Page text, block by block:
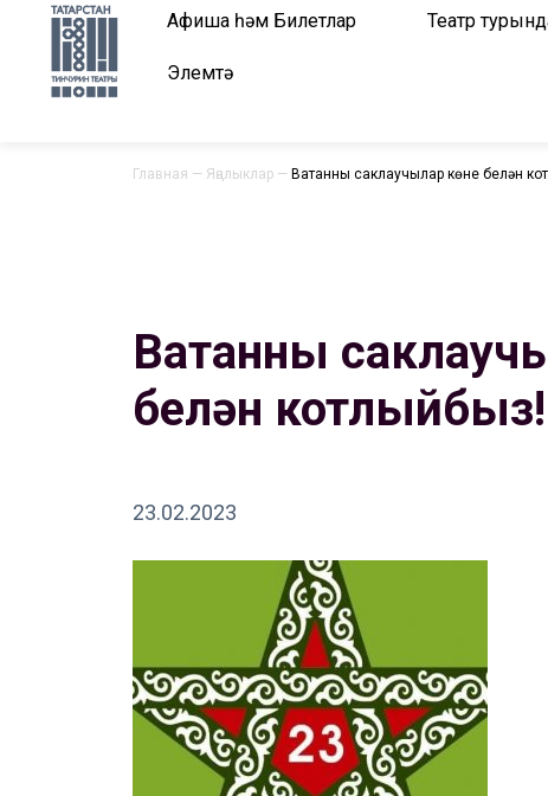
Афиша һәм Билетлар Театр
Элемтә
Главная — Яңалыклар — Ватанны саклаучылар көне белән
Ватанны
белән котлыйбыз!
23.02.2023